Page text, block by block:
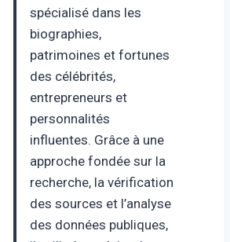
spécialisé dans les
biographies,
patrimoines et fortunes
des célébrités,
entrepreneurs et
personnalités
influentes. Grâce à une
approche fondée sur la
recherche, la vérification
des sources et l’analyse
des données publiques,